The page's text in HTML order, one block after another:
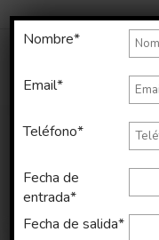
Nombre*
Email*
Teléfono*
Fecha de
entrada*
Fecha de salida*